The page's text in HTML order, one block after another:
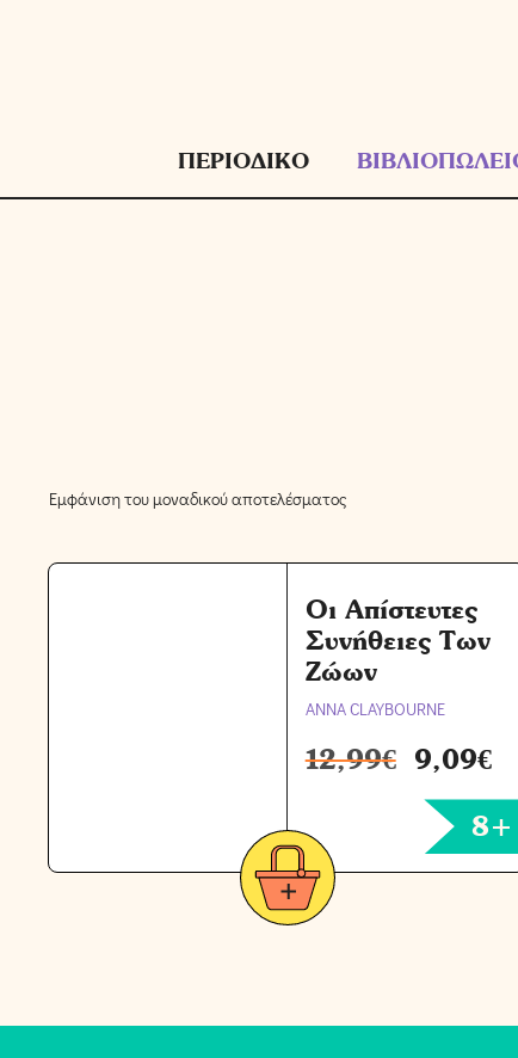
ΠΕΡΙΟΔΙΚΟ
Εμφάνιση του μοναδικού αποτελέσματος
Οι Απίστευτες
Συνήθειες Των
Ζώων
ANNA CLAYBOURNE
12,99€ 9,09€
8+